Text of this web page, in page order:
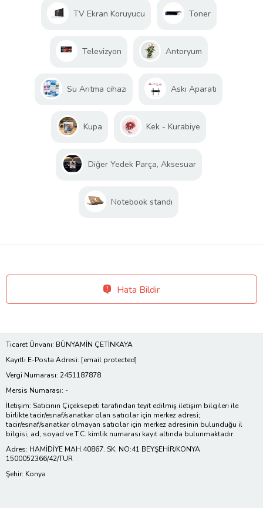
TV Ekran Koruyucu Toner
Televizyon Antoryum
Su Arıtma cihazı Askı Aparatı
Kupa Kek - Kurabiye
Diğer Yedek Parça, Aksesuar
Notebook standı
Hata Bildir
Ticaret Ünvanı: BÜNYAMİN ÇETİNKAYA
Kayıtlı E-Posta Adresi: [email protected]
Vergi Numarası: 2451187878
Mersis Numarası: -
İletişim: Satıcının Çiçeksepeti tarafından teyit edilmiş iletişim bilgileri ile
birlikte tacir/esnaf/sanatkar olan satıcılar için merkez adresi;
tacir/esnaf/sanatkar olmayan satıcılar için merkez adresinin bulunduğu il
bilgisi, ad, soyad ve T.C. kimlik numarası kayıt altında bulunmaktadır.
Adres: HAMİDİYE MAH.40867. SK. NO:41 BEYŞEHİR/KONYA
1500052366/42/TUR
Şehir: Konya